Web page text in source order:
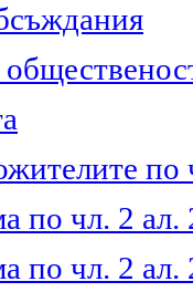
по
по чл. 2 ал.
по чл. 2 ал.